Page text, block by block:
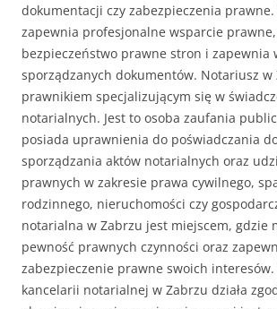
dokumentacji czy zabezpieczenia
zapewnia profesjonalne wsparcie
bezpieczeństwo prawne stron i zapewnia
sporządzanych dokumentów. Notariusz w
prawnikiem specjalizującym się w
notarialnych. Jest to osoba zaufania
posiada uprawnienia do poświadczania
sporządzania aktów notarialnych oraz
prawnych w zakresie prawa cywilnego,
rodzinnego, nieruchomości czy
notarialna w Zabrzu jest miejscem, gdzie
pewność prawnych czynności oraz
zabezpieczenie prawne swoich
kancelarii notarialnej w Zabrzu działa